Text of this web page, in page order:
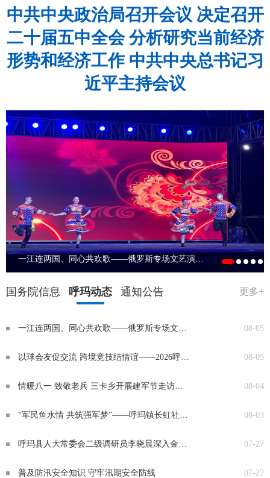
中共中央政治局召开会议 决定召开
二十届五中全会 分析研究当前经济
形势和经济工作 中共中央总书记习
近平主持会议
国务院信息 呼玛动态 通知公告 更多+
08-05
08-05
08-04
08-03
07-27
普及防汛安全知识 守牢汛期安全防线 07-27